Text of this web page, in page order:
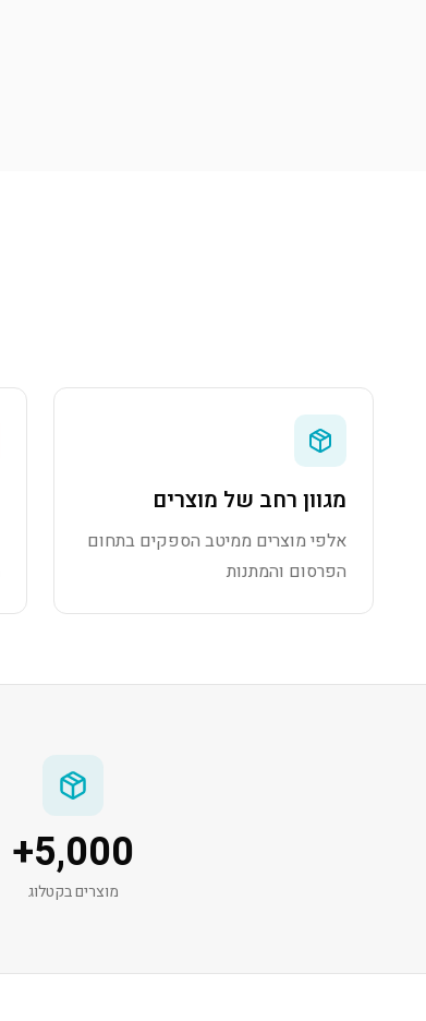
מגוון רחב של מוצרים
אלפי מוצרים ממיטב הספקים בתחום
הפרסום והמתנות
5,000
+
מוצרים בקטלוג